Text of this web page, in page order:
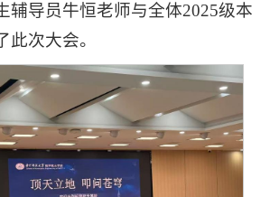
辅导员牛恒老师与全体2025级本
此次大会。